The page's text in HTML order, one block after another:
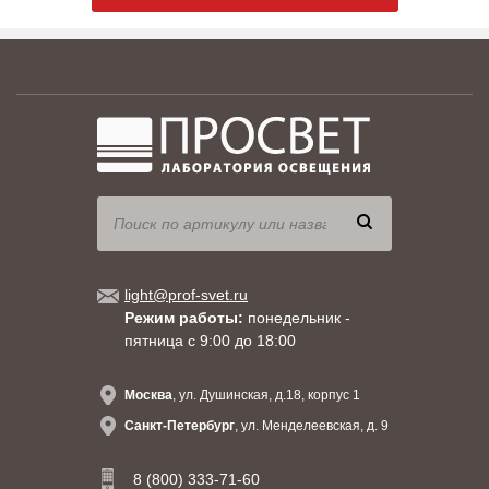
012828
013328
Sandblasted Glass - Fixed Symmetric Optic
light@prof-svet.ru
Режим работы: понедельник -
пятница с 9:00 до 18:00
Москва, ул. Душинская, д.18, корпус 1
Санкт-Петербург, ул. Менделеевская, д. 9
8 (800) 333-71-60